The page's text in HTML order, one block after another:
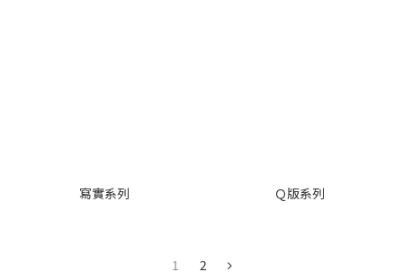
寫實系列 Ｑ版系列
1 2